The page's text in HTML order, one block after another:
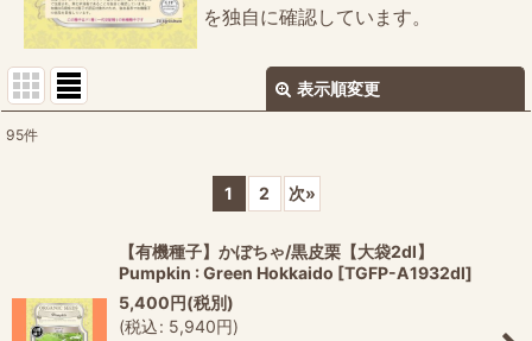
を独自に確認しています。
表示順変更
95件
1 2 次»
【有機種子】かぼちゃ/黒皮栗【大袋2dl】
Pumpkin : Green Hokkaido [TGFP-A1932dl]
5,400円(税別)
(税込: 5,940円)